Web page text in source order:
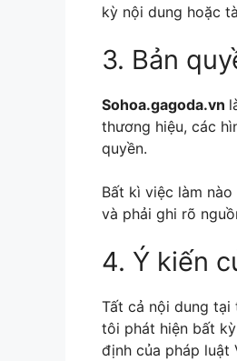
kỳ nội dung hoặc
3. Bản
Sohoa.gagoda.vn
thương hiệu, các
quyền.
Bất kì việc làm
và phải ghi rõ
4. Ý kiến
Tất cả nội dung tại
tôi phát hiện bất
định của pháp luật